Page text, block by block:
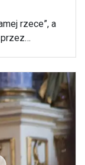
rzece”, a
po raz
grodzie
ze swoimi